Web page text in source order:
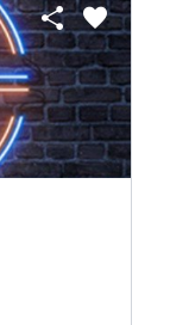
share favorite